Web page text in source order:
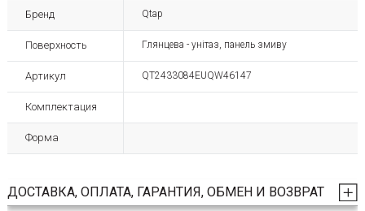
Бренд Qtap
Поверхность Глянцева - унітаз, панель змиву
Артикул QT2433084EUQW46147
Комплектация
Форма
ДОСТАВКА, ОПЛАТА, ГАРАНТИЯ, ОБМЕН И ВОЗВРАТ